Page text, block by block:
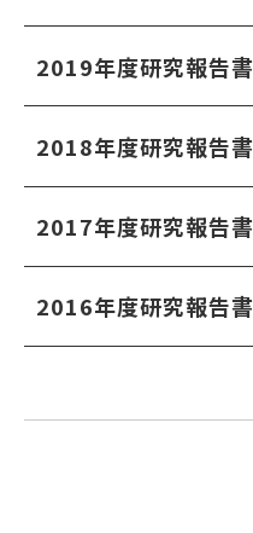
2019年度研究報告書
2018年度研究報告書
2017年度研究報告書
2016年度研究報告書